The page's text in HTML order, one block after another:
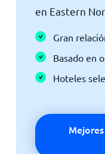
en Eastern
Gran
Basado en
Hoteles